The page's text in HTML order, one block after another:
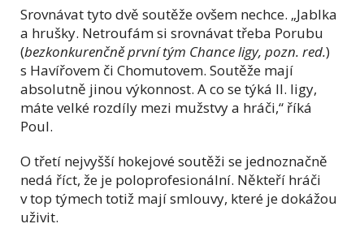
Srovnávat tyto dvě soutěže ovšem nechce. „Jablka
a hrušky. Netroufám si srovnávat třeba Porubu
(bezkonkurenčně první tým Chance ligy, pozn. red.)
s Havířovem či Chomutovem. Soutěže mají
absolutně jinou výkonnost. A co se týká II. ligy,
máte velké rozdíly mezi mužstvy a hráči,“ říká
Poul.
O třetí nejvyšší hokejové soutěži se jednoznačně
nedá říct, že je poloprofesionální. Někteří hráči
v top týmech totiž mají smlouvy, které je dokážou
uživit.